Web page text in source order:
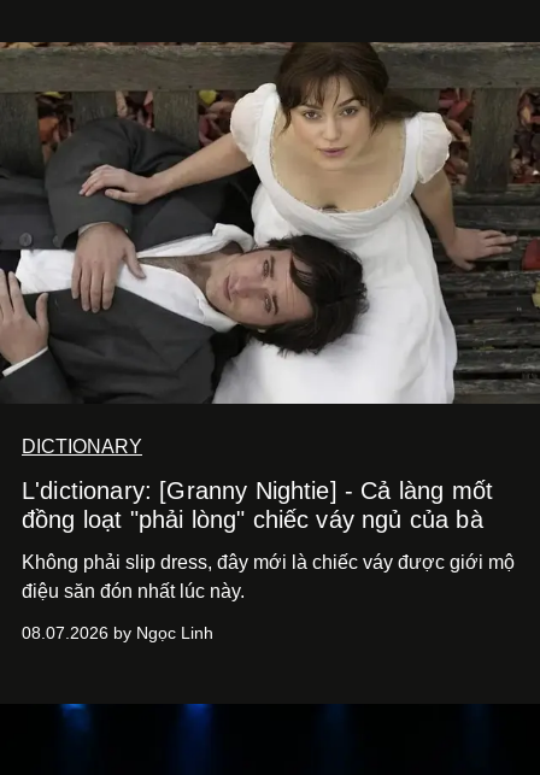
DICTIONARY
L'dictionary: [Granny Nightie] - Cả làng mốt
đồng loạt "phải lòng" chiếc váy ngủ của bà
Không phải slip dress, đây mới là chiếc váy được giới mộ
điệu săn đón nhất lúc này.
08.07.2026 by Ngọc Linh